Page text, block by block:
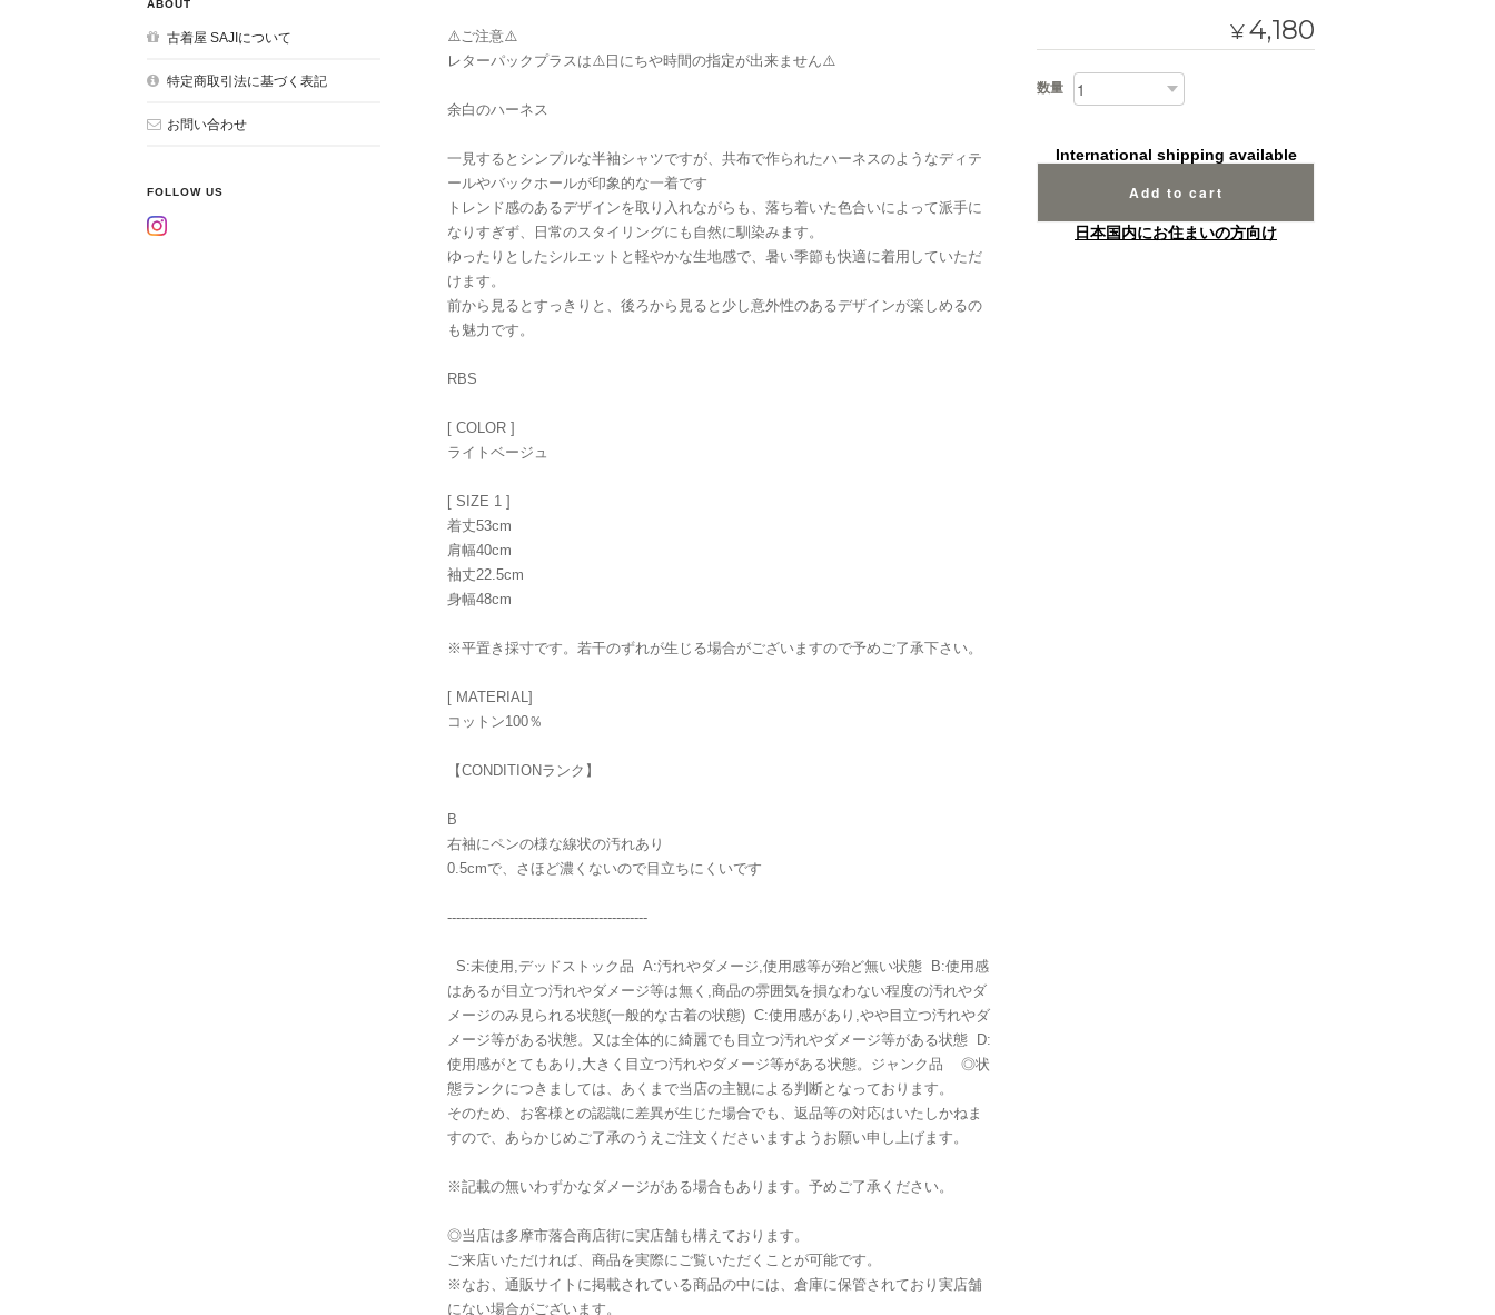
⚠️ご注意⚠️
レターパックプラスは⚠️日にちや時間の指定が出来ません⚠️
余白のハーネス
一見するとシンプルな半袖シャツですが、共布で作られたハーネスのようなディテ
ールやバックホールが印象的な一着です
トレンド感のあるデザインを取り入れながらも、落ち着いた色合いによって派手に
なりすぎず、日常のスタイリングにも自然に馴染みます。
ゆったりとしたシルエットと軽やかな生地感で、暑い季節も快適に着用していただ
けます。
前から見るとすっきりと、後ろから見ると少し意外性のあるデザインが楽しめるの
も魅力です。
RBS
[ COLOR ]
ライトベージュ
[ SIZE 1 ]
着丈53cm
肩幅40cm
袖丈22.5cm
身幅48cm
※平置き採寸です。若干のずれが生じる場合がございますので予めご了承下さい。
[ MATERIAL]
コットン100％
【CONDITIONランク】
B
右袖にペンの様な線状の汚れあり
0.5cmで、さほど濃くないので目立ちにくいです
---------------------------------------------
S:未使用,デッドストック品 A:汚れやダメージ,使用感等が殆ど無い状態 B:使用感
はあるが目立つ汚れやダメージ等は無く,商品の雰囲気を損なわない程度の汚れやダ
メージのみ見られる状態(一般的な古着の状態) C:使用感があり,やや目立つ汚れやダ
メージ等がある状態。又は全体的に綺麗でも目立つ汚れやダメージ等がある状態 D:
使用感がとてもあり,大きく目立つ汚れやダメージ等がある状態。ジャンク品 ◎状
態ランクにつきましては、あくまで当店の主観による判断となっております。
そのため、お客様との認識に差異が生じた場合でも、返品等の対応はいたしかねま
すので、あらかじめご了承のうえご注文くださいますようお願い申し上げます。
※記載の無いわずかなダメージがある場合もあります。予めご了承ください。
◎当店は多摩市落合商店街に実店舗も構えております。
ご来店いただければ、商品を実際にご覧いただくことが可能です。
※なお、通販サイトに掲載されている商品の中には、倉庫に保管されており実店舗
にない場合がございます。
¥4,180
数量
International shipping available
Add to cart
日本国内にお住まいの方向け
ABOUT
古着屋 SAJIについて
特定商取引法に基づく表記
お問い合わせ
FOLLOW US